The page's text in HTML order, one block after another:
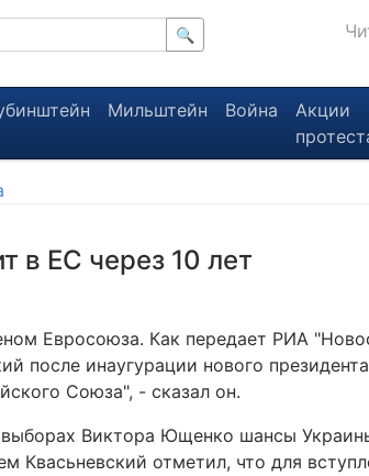
🔍
Мильштейн Война
Акции
в ЕС через 10 лет
Евросоюза. Как передает РИА
после инаугурации нового
Союза", - сказал он.
Виктора Ющенко шансы
Квасьневский отметил, что для